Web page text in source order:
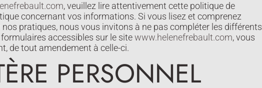
, veuillez lire attentivement cette politique de
concernant vos informations. Si vous lisez et comprenez
pratiques, nous vous invitons à ne pas compléter les différents
accessibles sur le sitewww.helenefrebault.com, vous
de tout amendement à celle-ci.
PERSONNEL